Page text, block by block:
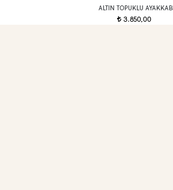
ALTIN TOPUKLU AYAKKABI
t3.850,00